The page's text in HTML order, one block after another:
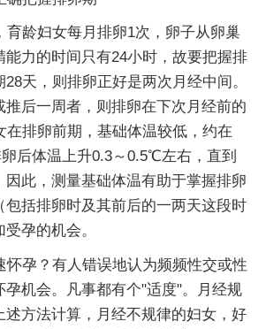
育龄妇女每月排卵1次，卵子从卵巢
能力的时间只有24小时，故要把握排
天，则排卵正好是两次月经中间。
推后一周者，则排卵在下次月经前的
在排卵前期，基础体温较低，约在
后体温上升0.3～0.5℃左右，直到
因此，测量基础体温有助于掌握排卵
包括排卵时及其前后的一两天这段时
孕的机会。
怀孕？有人错误地认为频频性交或性
孕机会。凡事都有个"适度"。月经规
述方法计算，月经不规律的妇女，好